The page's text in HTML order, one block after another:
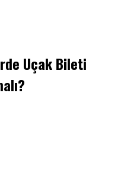
Uçak Bileti